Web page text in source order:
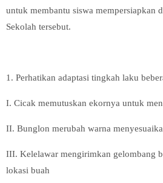
untuk membantu siswa mempersiapkan
Sekolah tersebut.
1. Perhatikan adaptasi tingkah laku
I. Cicak memutuskan ekornya untuk
II. Bunglon merubah warna
III. Kelelawar mengirimkan gelombang
lokasi buah